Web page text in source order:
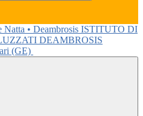
ISTITUTO DI
DEAMBROSIS
(GE)